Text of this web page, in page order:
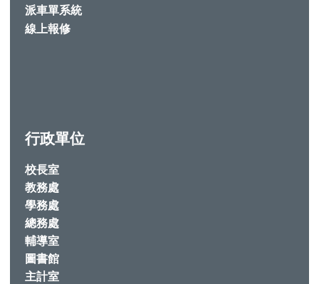
派車單系統
線上報修
行政單位
校長室
教務處
學務處
總務處
輔導室
圖書館
主計室